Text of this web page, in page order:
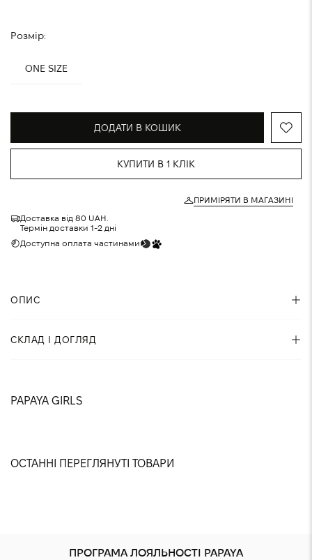
Розмір:
ONE SIZE
ДОДАТИ В КОШИК
КУПИТИ В 1 КЛІК
ПРИМІРЯТИ В МАГАЗИНІ
Доставка від 80 UAH.
Термін доставки 1-2 дні
Доступна оплата частинами
ОПИС
one size підходить на 36-41 р.
СКЛАД І ДОГЛЯД
Рекомендації по догляду:
Не можна відбілювати
PAPAYA GIRLS
@nastyashaparenko
@sonya.davydovska
@yuliaabondarchuk
@dana.gnatenko
@anastasiia.chvyrova
@karina.valeshnaya
ОСТАННІ ПЕРЕГЛЯНУТІ ТОВАРИ
ПРОГРАМА ЛОЯЛЬНОСТІ PAPAYA